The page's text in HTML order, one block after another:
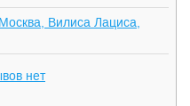
Вилиса Лациса,
нет